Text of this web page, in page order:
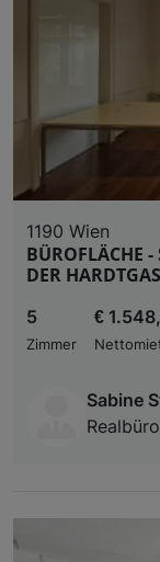
1190 Wien
BÜROFLÄCHE
DER
5
Zimmer
€
Sabine